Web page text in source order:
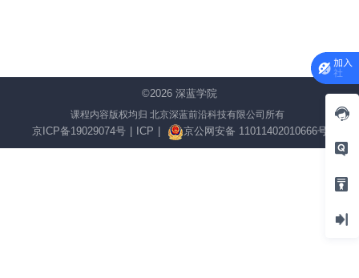
©2026 深蓝学院
课程内容版权均归 北京深蓝前沿科技有限公司所有
京ICP备19029074号 ICP 京公网安备 11011402010666号